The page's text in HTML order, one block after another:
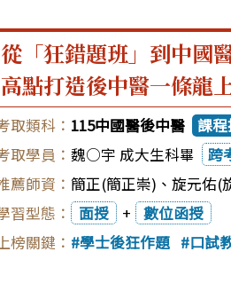
從「狂錯題班」到中國
高點打造後中醫一條龍
115中國醫後中醫 課
魏○宇 成大生科畢
跨
簡正(簡正崇) 、 旋元佑(
面授
+
數位函授
學士後狂作題
口試